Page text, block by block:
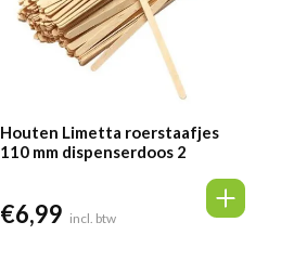
Houten Limetta roerstaafjes
110 mm dispenserdoos 2
€6,99 incl. btw